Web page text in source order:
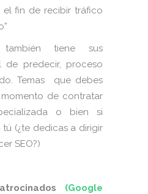
fin de recibir tráfico
tiene sus
de predecir, proceso
Temas que debes
de contratar
o bien si
(¿te dedicas a dirigir
SEO?)
(Google